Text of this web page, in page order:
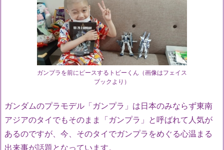
ガンプラを前にピースするトビーくん（画像はフェイス
ブックより）
ガンダムのプラモデル「ガンプラ」は日本のみならず東南
アジアのタイでもそのまま「ガンプラ」と呼ばれて人気が
あるのですが、今、そのタイでガンプラをめぐる心温まる
出来事が話題となっています。